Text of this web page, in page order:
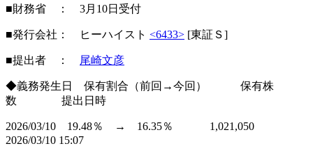
■財務省 ： 3月10日受付
■発行会社： ヒーハイスト <6433> [東証Ｓ]
■提出者 ： 尾崎文彦
◆義務発生日 保有割合（前回→今回） 保有株
数 提出日時
2026/03/10 19.48％ → 16.35％ 1,021,050
2026/03/10 15:07